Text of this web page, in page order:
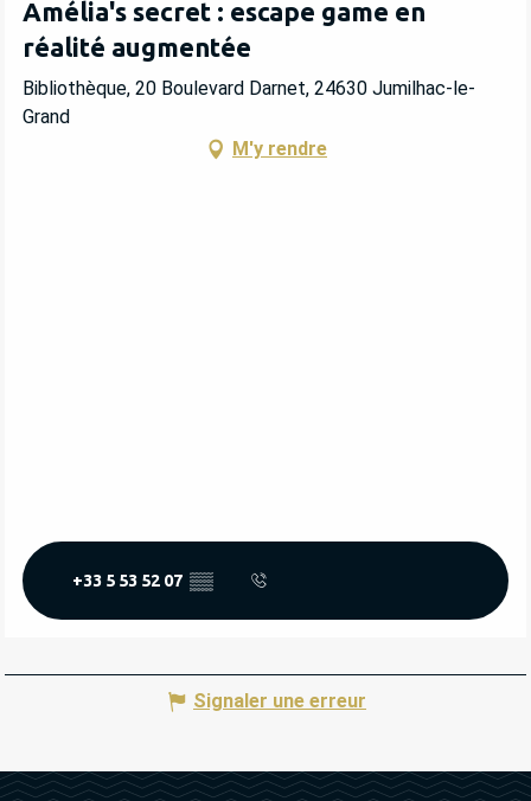
Amélia's secret : escape game en
réalité augmentée
Bibliothèque, 20 Boulevard Darnet, 24630 Jumilhac-le-
Grand
M'y rendre
+33 5 53 52 07 ▒▒
Signaler une erreur